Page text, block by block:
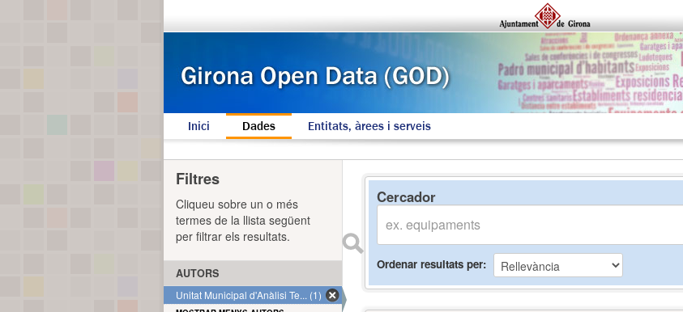
Inici Dades Entitats, àrees i serveis
Cercador
Ordenar resultats per
Filtres
Cliqueu sobre un o més
termes de la llista següent
per filtrar els resultats.
AUTORS
Unitat Municipal d'Anàlisi Te... (1)